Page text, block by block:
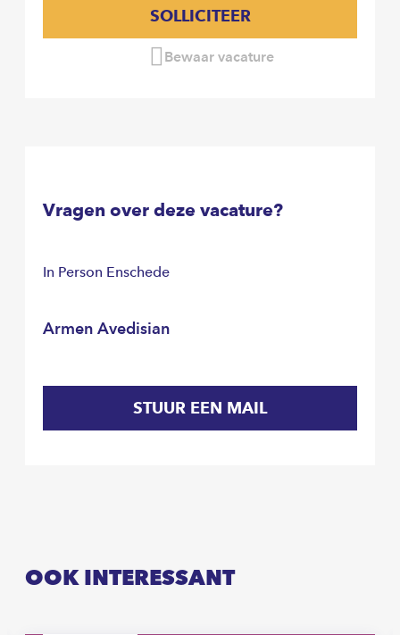
SOLLICITEER
Bewaar vacature
Vragen over deze vacature?
In Person Enschede
Armen Avedisian
STUUR EEN MAIL
OOK INTERESSANT